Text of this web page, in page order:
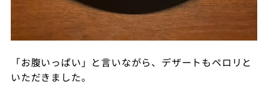
「お腹いっぱい」と言いながら、デザートもペロリと
いただきました。